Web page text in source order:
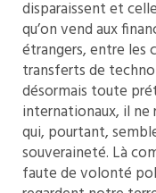
disparaissent et
qu’on vend aux
étrangers, entre les
transferts de
désormais toute
internationaux, il ne
qui, pourtant,
souveraineté. Là
faute de volonté